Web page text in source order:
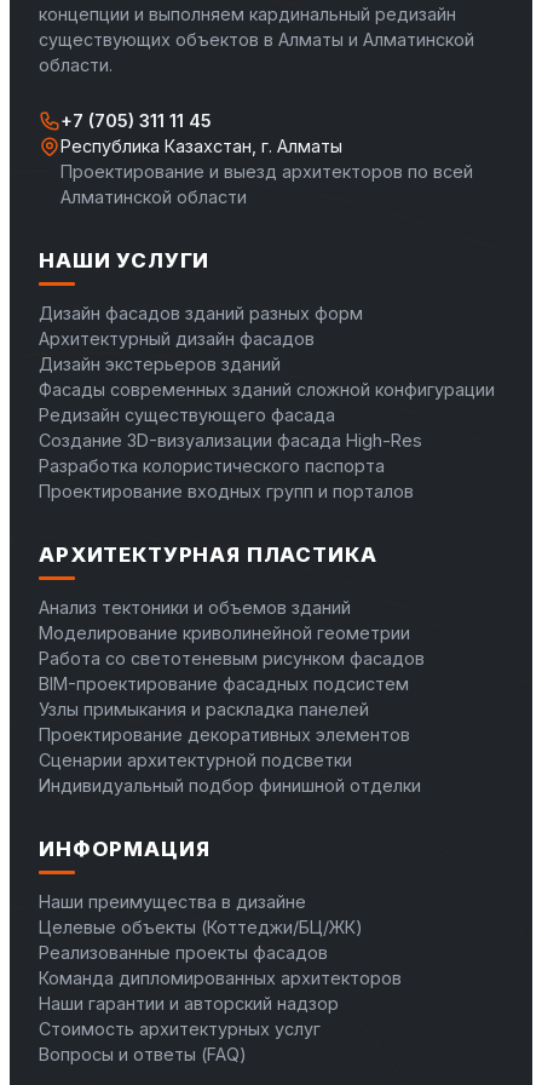
концепции и выполняем кардинальный редизайн
существующих объектов в Алматы и Алматинской
области.
+7 (705) 311 11 45
Республика Казахстан, г. Алматы
Проектирование и выезд архитекторов по всей
Алматинской области
НАШИ УСЛУГИ
Дизайн фасадов зданий разных форм
Архитектурный дизайн фасадов
Дизайн экстерьеров зданий
Фасады современных зданий сложной конфигурации
Редизайн существующего фасада
Создание 3D-визуализации фасада High-Res
Разработка колористического паспорта
Проектирование входных групп и порталов
АРХИТЕКТУРНАЯ ПЛАСТИКА
Анализ тектоники и объемов зданий
Моделирование криволинейной геометрии
Работа со светотеневым рисунком фасадов
BIM-проектирование фасадных подсистем
Узлы примыкания и раскладка панелей
Проектирование декоративных элементов
Сценарии архитектурной подсветки
Индивидуальный подбор финишной отделки
ИНФОРМАЦИЯ
Наши преимущества в дизайне
Целевые объекты (Коттеджи/БЦ/ЖК)
Реализованные проекты фасадов
Команда дипломированных архитекторов
Наши гарантии и авторский надзор
Стоимость архитектурных услуг
Вопросы и ответы (FAQ)